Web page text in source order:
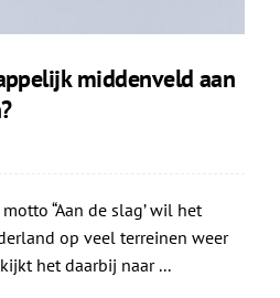
middenveld aan
“Aan de slag’ wil het
op veel terreinen weer
het daarbij naar ...